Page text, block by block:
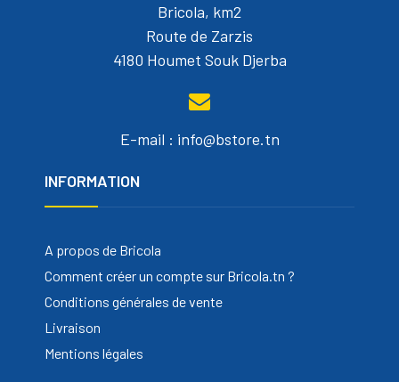
Bricola, km2
Route de Zarzis
4180 Houmet Souk Djerba
E-mail : info@bstore.tn
INFORMATION
A propos de Bricola
Comment créer un compte sur Bricola.tn ?
Conditions générales de vente
Livraison
Mentions légales